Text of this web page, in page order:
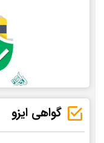
گواهی ایزو